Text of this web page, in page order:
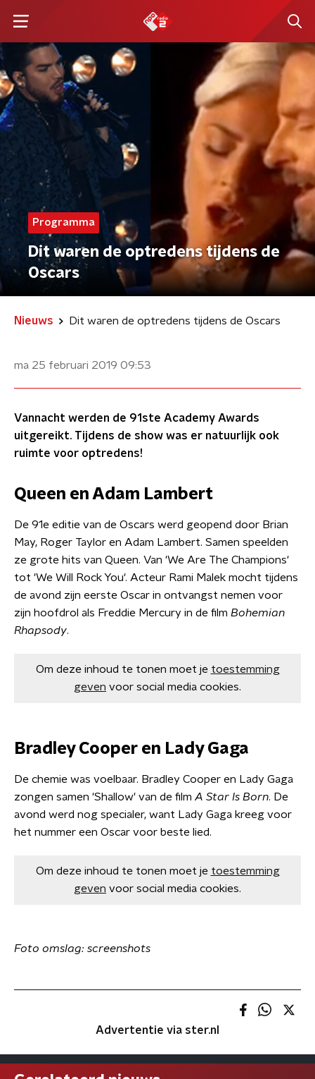
Programma
Dit waren de optredens tijdens de
Oscars
Nieuws Dit waren de optredens tijdens de Oscars
ma 25 februari 2019 09:53
Vannacht werden de 91ste Academy Awards
uitgereikt. Tijdens de show was er natuurlijk ook
ruimte voor optredens!
Queen en Adam Lambert
De 91e editie van de Oscars werd geopend door Brian
May, Roger Taylor en Adam Lambert. Samen speelden
ze grote hits van Queen. Van 'We Are The Champions'
tot 'We Will Rock You'. Acteur Rami Malek mocht tijdens
de avond zijn eerste Oscar in ontvangst nemen voor
zijn hoofdrol als Freddie Mercury in de film Bohemian
Rhapsody.
Om deze inhoud te tonen moet je toestemming
geven voor social media cookies.
Bradley Cooper en Lady Gaga
De chemie was voelbaar. Bradley Cooper en Lady Gaga
zongen samen 'Shallow' van de film A Star Is Born. De
avond werd nog specialer, want Lady Gaga kreeg voor
het nummer een Oscar voor beste lied.
Om deze inhoud te tonen moet je toestemming
geven voor social media cookies.
Foto omslag: screenshots
Advertentie via ster.nl